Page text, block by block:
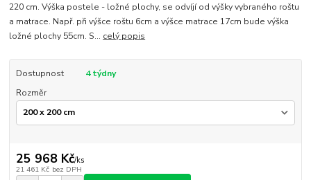
220 cm. Výška postele - ložné plochy, se odvíjí od výšky vybraného roštu
a matrace. Např. při výšce roštu 6cm a výšce matrace 17cm bude výška
ložné plochy 55cm. S... celý popis
Dostupnost
4 týdny
Rozměr
25 968 Kč/ks
21 461 Kč bez DPH